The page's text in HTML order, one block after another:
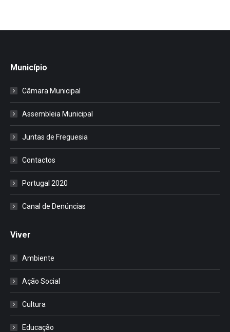
Município
Câmara Municipal
Assembleia Municipal
Juntas de Freguesia
Contactos
Portugal 2020
Canal de Denúncias
Viver
Ambiente
Ação Social
Cultura
Educação